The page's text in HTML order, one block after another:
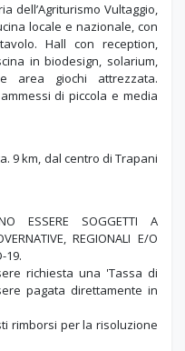
dell’Agriturismo Vultaggio,
locale e nazionale, con
Hall con reception,
in biodesign, solarium,
area giochi attrezzata.
di piccola e media
9 km, dal centro di Trapani
ESSERE SOGGETTI A
REGIONALI E/O
19.
richiesta una 'Tassa di
pagata direttamente in
rimborsi per la risoluzione